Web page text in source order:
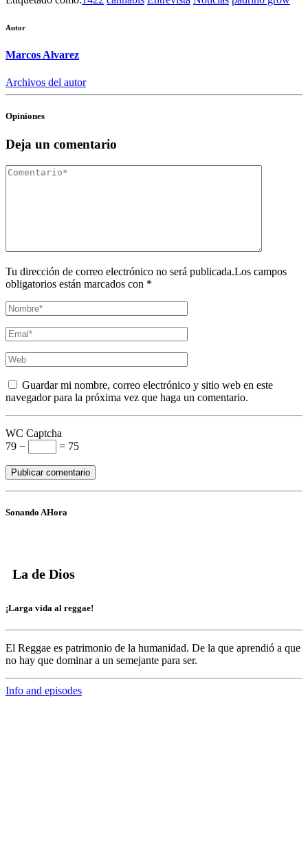
Autor
Marcos Alvarez
Archivos del autor
Opiniones
Deja un comentario
Tu dirección de correo electrónico no será publicada.Los campos
obligatorios están marcados con *
Guardar mi nombre, correo electrónico y sitio web en este
navegador para la próxima vez que haga un comentario.
WC Captcha
79 −
= 75
Sonando AHora
La de Dios
¡Larga vida al reggae!
El Reggae es patrimonio de la humanidad. De la que aprendió a que
no hay que dominar a un semejante para ser.
Info and episodes